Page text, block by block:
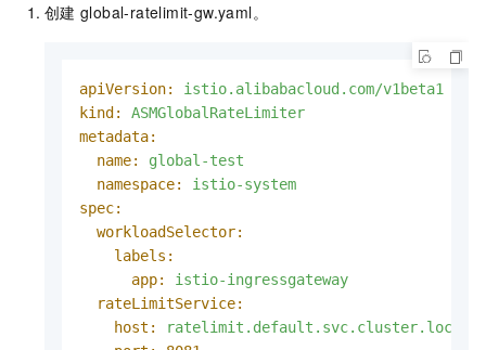
创建 global-ratelimit-gw.yaml。
apiVersion:
istio.alibabacloud.com/v1beta1
kind:
ASMGlobalRateLimiter
metadata:
name:
global-test
namespace:
istio-system
spec:
workloadSelector:
labels:
app:
istio-ingressgateway
rateLimitService:
host:
ratelimit.default.svc.cluster.local